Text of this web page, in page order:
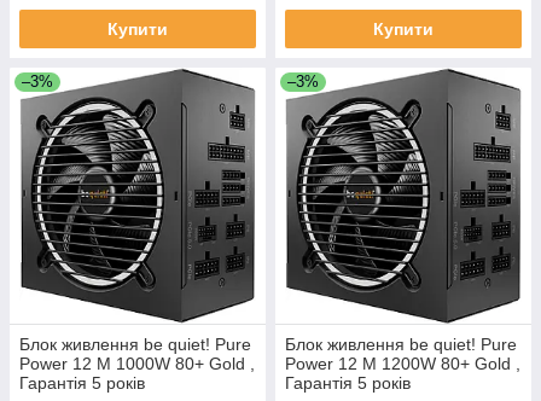
Купити Купити
–3%
Блок живлення be quiet! Pure
Power 12 M 1000W 80+ Gold ,
Гарантія 5 років
–3%
Блок живлення be quiet! Pure
Power 12 M 1200W 80+ Gold ,
Гарантія 5 років